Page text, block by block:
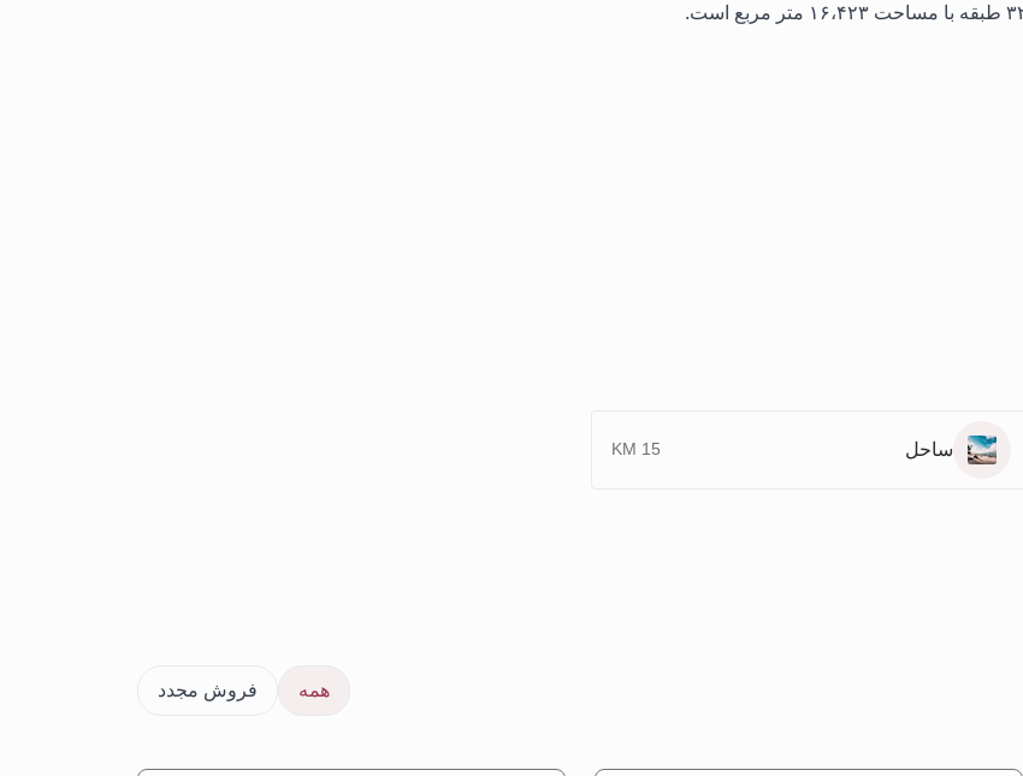
ساحل 15 KM
همه فروش مجدد